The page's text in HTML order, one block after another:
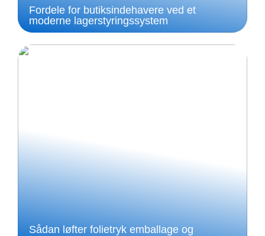
Fordele for butiksindehavere ved et
moderne lagerstyringssystem
Sådan løfter folietryk emballage og